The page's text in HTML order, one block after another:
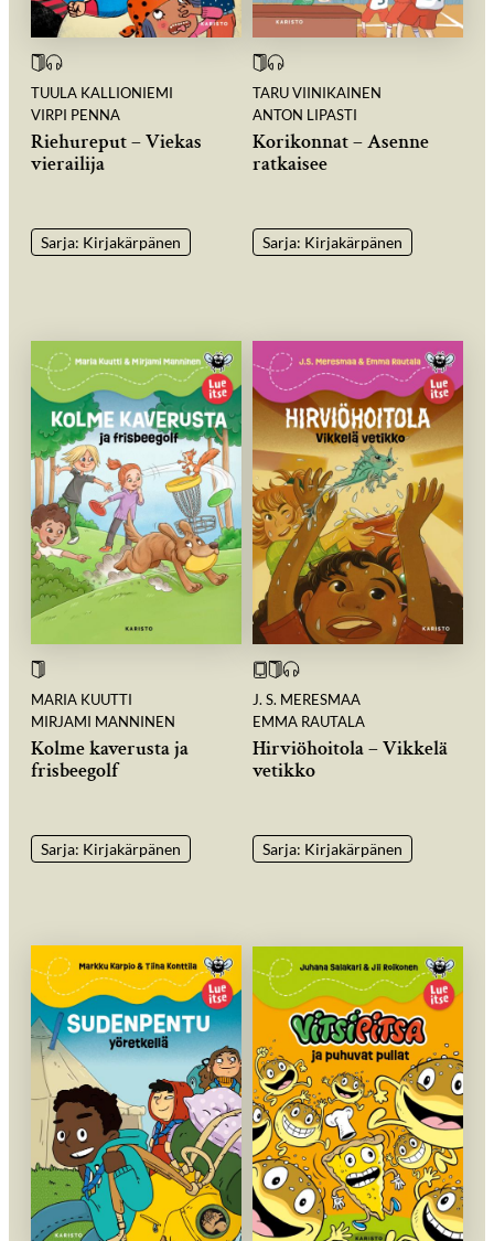
TUULA KALLIONIEMI
VIRPI PENNA
Riehureput – Viekas
vierailija
Sarja: Kirjakärpänen
TARU VIINIKAINEN
ANTON LIPASTI
Korikonnat – Asenne
ratkaisee
Sarja: Kirjakärpänen
MARIA KUUTTI
MIRJAMI MANNINEN
Kolme kaverusta ja
frisbeegolf
Sarja: Kirjakärpänen
J. S. MERESMAA
EMMA RAUTALA
Hirviöhoitola – Vikkelä
vetikko
Sarja: Kirjakärpänen